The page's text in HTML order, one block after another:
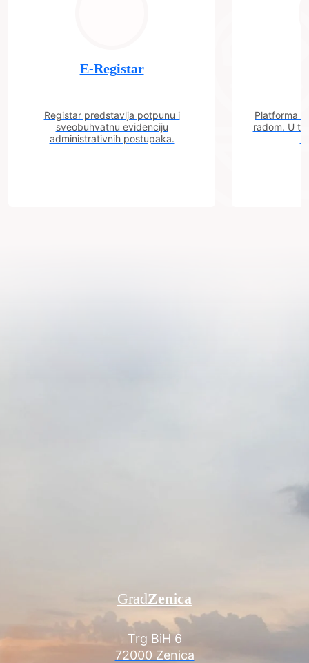
E-Registar
Registar predstavlja potpunu i
sveobuhvatnu evidenciju
administrativnih postupaka.
Platforma
radom. U
Trg BiH 6
72000 Zenica
GradZenica